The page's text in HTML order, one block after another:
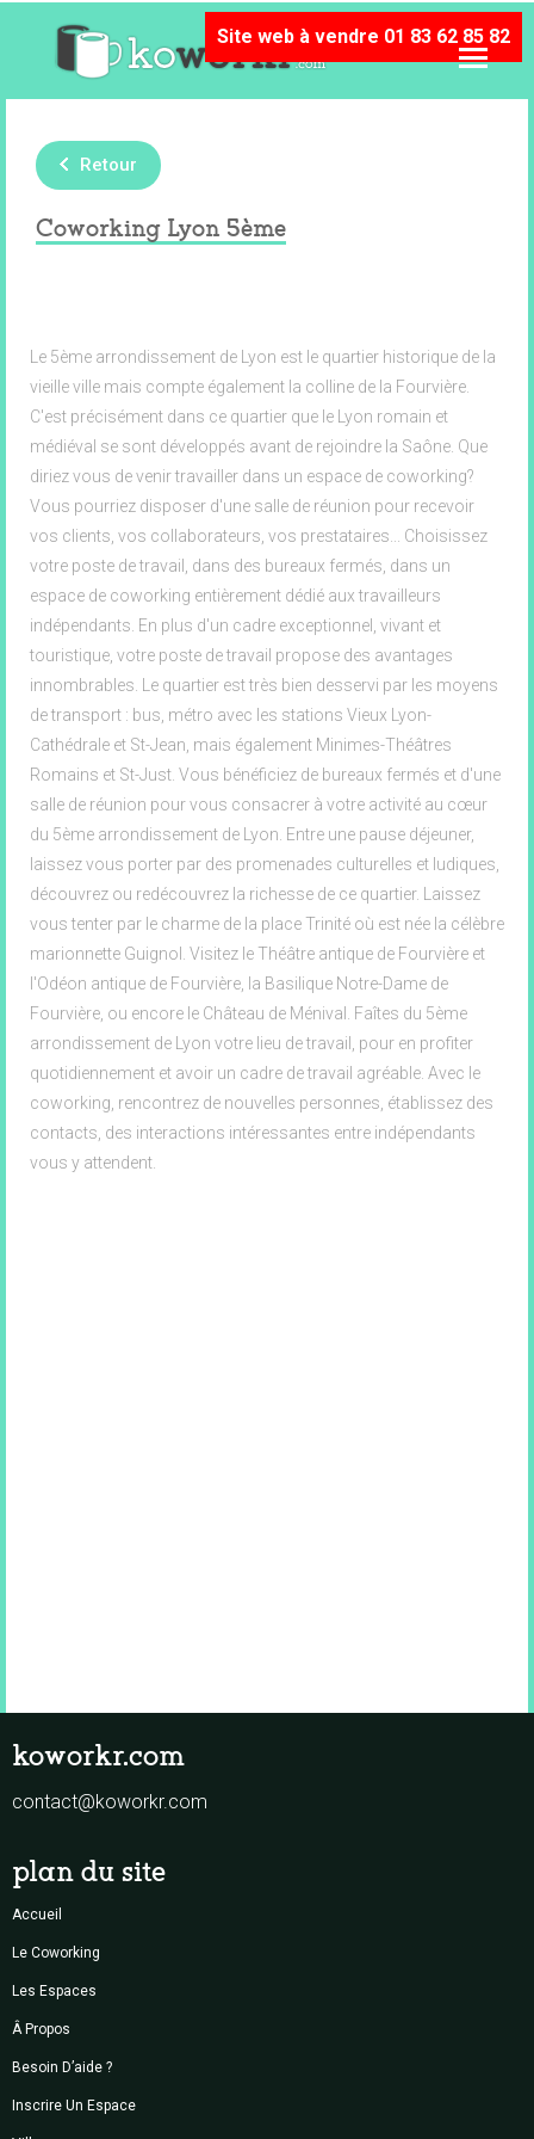
Site web à vendre 01 83 62 85 82
Retour
Coworking Lyon 5ème
Le 5ème arrondissement de Lyon est le quartier historique de la
vieille ville mais compte également la colline de la Fourvière.
C'est précisément dans ce quartier que le Lyon romain et
médiéval se sont développés avant de rejoindre la Saône. Que
diriez vous de venir travailler dans un espace de coworking?
Vous pourriez disposer d'une salle de réunion pour recevoir
vos clients, vos collaborateurs, vos prestataires... Choisissez
votre poste de travail, dans des bureaux fermés, dans un
espace de coworking entièrement dédié aux travailleurs
indépendants. En plus d'un cadre exceptionnel, vivant et
touristique, votre poste de travail propose des avantages
innombrables. Le quartier est très bien desservi par les moyens
de transport : bus, métro avec les stations Vieux Lyon-
Cathédrale et St-Jean, mais également Minimes-Théâtres
Romains et St-Just. Vous bénéficiez de bureaux fermés et d'une
salle de réunion pour vous consacrer à votre activité au cœur
du 5ème arrondissement de Lyon. Entre une pause déjeuner,
laissez vous porter par des promenades culturelles et ludiques,
découvrez ou redécouvrez la richesse de ce quartier. Laissez
vous tenter par le charme de la place Trinité où est née la célèbre
marionnette Guignol. Visitez le Théâtre antique de Fourvière et
l'Odéon antique de Fourvière, la Basilique Notre-Dame de
Fourvière, ou encore le Château de Ménival. Faîtes du 5ème
arrondissement de Lyon votre lieu de travail, pour en profiter
quotidiennement et avoir un cadre de travail agréable. Avec le
coworking, rencontrez de nouvelles personnes, établissez des
contacts, des interactions intéressantes entre indépendants
vous y attendent.
koworkr.com
contact@koworkr.com
plan du site
Accueil
Le Coworking
Les Espaces
Â Propos
Besoin D’aide ?
Inscrire Un Espace